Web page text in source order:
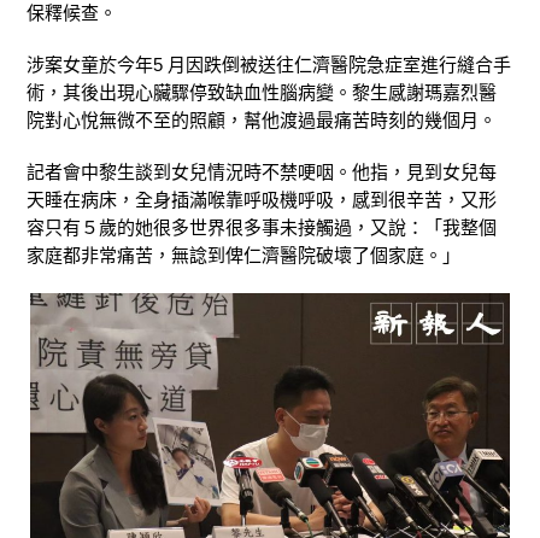
保釋候查。
涉案女童於今年5 月因跌倒被送往仁濟醫院急症室進行縫合手
術，其後出現心臟驟停致缺血性腦病變。黎生感謝瑪嘉烈醫
院對心悅無微不至的照顧，幫他渡過最痛苦時刻的幾個月。
記者會中黎生談到女兒情況時不禁哽咽。他指，見到女兒每
天睡在病床，全身插滿喉靠呼吸機呼吸，感到很辛苦，又形
容只有５歲的她很多世界很多事未接觸過，又說：「我整個
家庭都非常痛苦，無諗到俾仁濟醫院破壞了個家庭。」